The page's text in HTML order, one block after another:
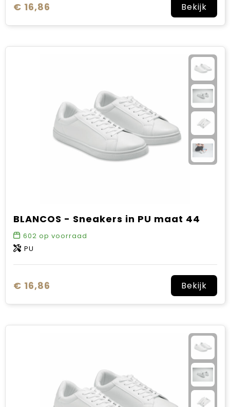
€ 16,86 Bekijk
BLANCOS - Sneakers in PU maat 44
602 op voorraad
PU
€ 16,86 Bekijk